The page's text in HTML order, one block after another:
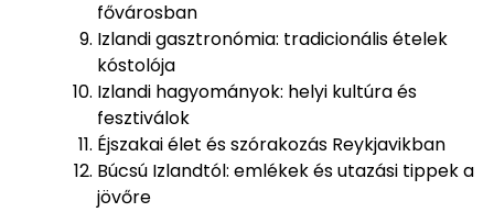
fővárosban
Izlandi gasztronómia: tradicionális ételek
kóstolója
Izlandi hagyományok: helyi kultúra és
fesztiválok
Éjszakai élet és szórakozás Reykjavikban
Búcsú Izlandtól: emlékek és utazási tippek a
jövőre